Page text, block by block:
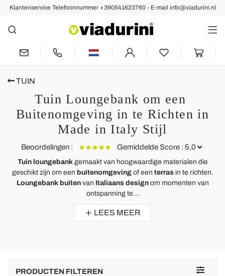
Klantenservice Telefoonnummer +390541623760 - E-mail info@viadurini.nl
TUIN
Tuin Loungebank om een ​​
Buitenomgeving in te Richten in
Made in Italy Stijl
Beoordelingen : Gemiddelde Score : 5,0
Sofa eiland rustgevende tuin met Hector gemaakt weven met de
Ho acquistato questo daybed rotondo per il mio giardino ed è stupendo.
Tuin loungebankgemaakt van hoogwaardige materialen die
geschikt zijn om een ​​ buitenomgeving of een terrasin te richten.
Loungebank buitenvan Italiaans design om momenten van
ontspanning te...
LEES MEER
Toggle
PRODUCTEN FILTEREN